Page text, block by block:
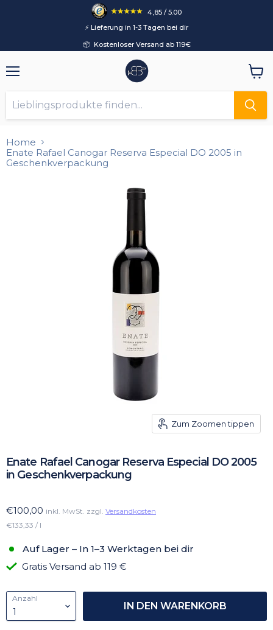
4,85 / 5.00
⚡️ Lieferung in 1-3 Tagen bei dir
📦 Kostenloser Versand ab 119€
Home
Enate Rafael Canogar Reserva Especial DO 2005 in
Geschenkverpackung
Zum Zoomen tippen
Enate Rafael Canogar Reserva Especial DO 2005
in Geschenkverpackung
€100,00 inkl. MwSt. zzgl. Versandkosten
€133,33 / l
Auf Lager – In 1–3 Werktagen bei dir
Gratis Versand ab 119 €
Anzahl
IN DEN WARENKORB